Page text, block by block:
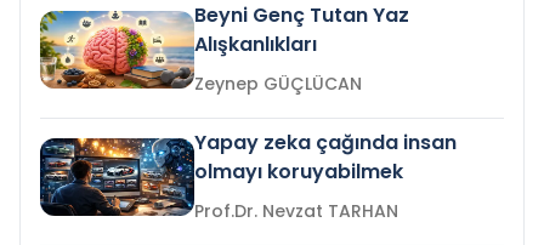
Beyni Genç Tutan Yaz
Alışkanlıkları
Zeynep GÜÇLÜCAN
Yapay zeka çağında insan
olmayı koruyabilmek
Prof.Dr. Nevzat TARHAN